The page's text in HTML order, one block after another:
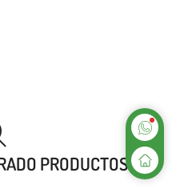
PRODUCTOS